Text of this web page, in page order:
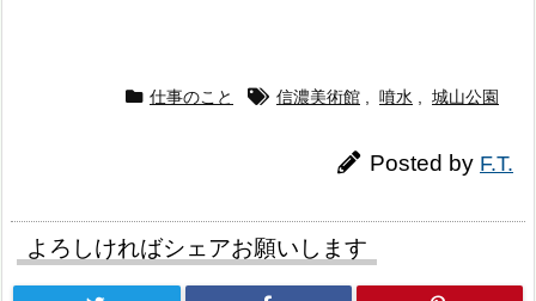
仕事のこと 信濃美術館 噴水 城山公園
Posted by F.T.
よろしければシェアお願いします